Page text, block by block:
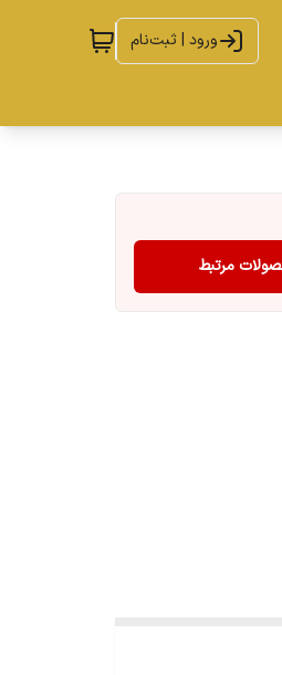
ورود | ثبت‌نام
مرتبط